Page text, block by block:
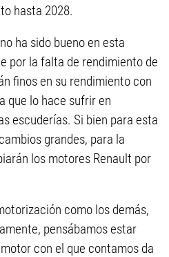
hasta 2028.
ha sido bueno en esta
por la falta de rendimiento de
finos en su rendimiento con
que lo hace sufrir en
escuderías. Si bien para esta
grandes, para la
los motores Renault por
como los demás,
pensábamos estar
con el que contamos da